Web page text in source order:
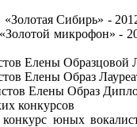
Сибирь» -
микрофон»
Елены
Елены Образ
Елены Образ
конкурсов
конкурс юных